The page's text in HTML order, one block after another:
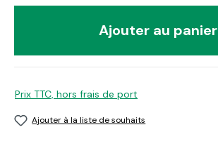
Ajouter au panier
Prix TTC, hors frais de port
Ajouter à la liste de souhaits